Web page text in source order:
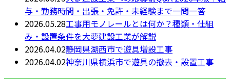
与・勤務時間・出張・免許・未経験まで一問一答
2026.05.28工事用モノレールとは何か？種類・仕組
み・設置条件を大夢建設工業が解説
2026.04.02静岡県湖西市で遊具増設工事
2026.04.02神奈川県横浜市で遊具の撤去・設置工事